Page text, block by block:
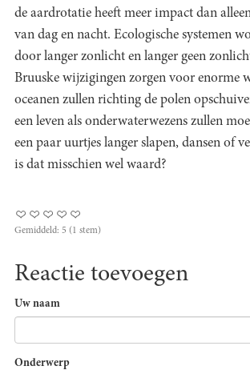
de aardrotatie heeft meer impact dan
van dag en nacht. Ecologische systemen
door langer zonlicht en langer geen
Bruuske wijzigingen zorgen voor enorme
oceanen zullen richting de polen
een leven als onderwaterwezens zullen
een paar uurtjes langer slapen, dansen of
is dat misschien wel waard?
Gemiddeld: 5 (1 stem)
Reactie toevoegen
Uw naam
Onderwerp